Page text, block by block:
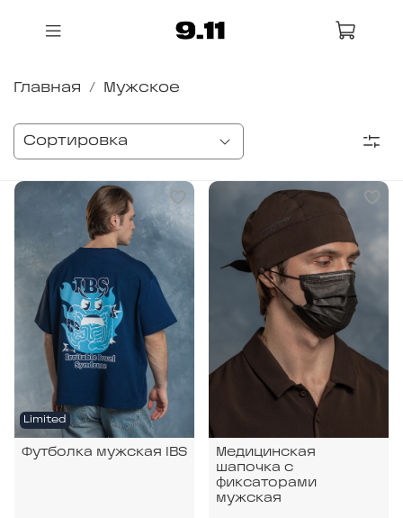
Главная Мужское
Limited
Футболка мужская IBS
Медицинская
шапочка с
фиксаторами
мужская